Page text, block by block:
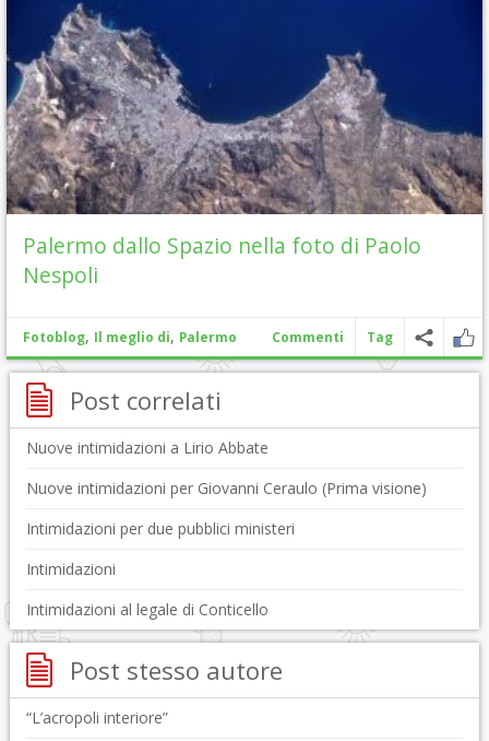
Palermo dallo Spazio nella foto di Paolo
Nespoli
Fotoblog, Il meglio di, Palermo Commenti Tag
Post correlati
Nuove intimidazioni a Lirio Abbate
Nuove intimidazioni per Giovanni Ceraulo (Prima visione)
Intimidazioni per due pubblici ministeri
Intimidazioni
Intimidazioni al legale di Conticello
Post stesso autore
“L’acropoli interiore”